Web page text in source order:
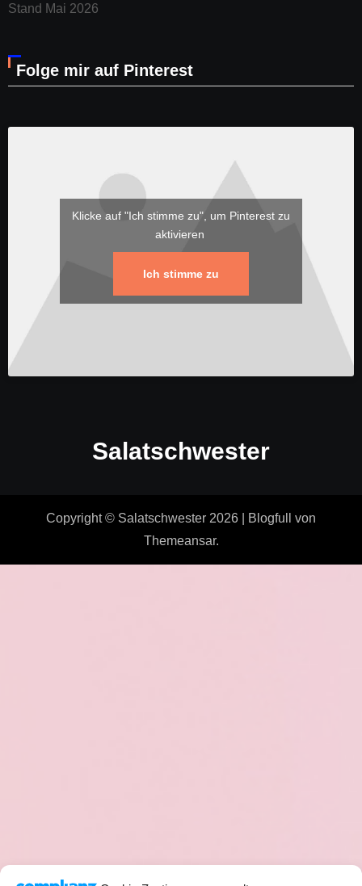
Stand Mai 2026
Folge mir auf Pinterest
Klicke auf "Ich stimme zu", um Pinterest zu
aktivieren
Ich stimme zu
Salatschwester
Copyright © Salatschwester 2026 Blogfull
von
Themeansar.